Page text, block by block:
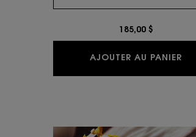
185,00 $
AJOUTER AU PANIER
PDP Content Tile with text (default)